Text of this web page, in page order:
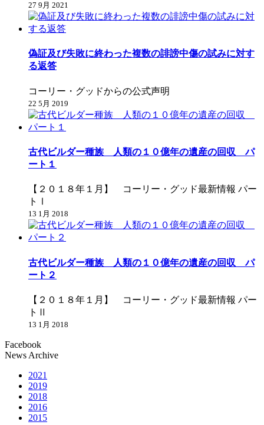
27 9月 2021
偽証及び失敗に終わった複数の誹謗中傷の試みに対す
る返答
コーリー・グッドからの公式声明
22 5月 2019
古代ビルダー種族 人類の１０億年の遺産の回収 パ
ート１
【２０１８年１月】 コーリー・グッド最新情報 パー
トⅠ
13 1月 2018
古代ビルダー種族 人類の１０億年の遺産の回収 パ
ート２
【２０１８年１月】 コーリー・グッド最新情報 パー
トⅡ
13 1月 2018
Facebook
News Archive
2021
2019
2018
2016
2015